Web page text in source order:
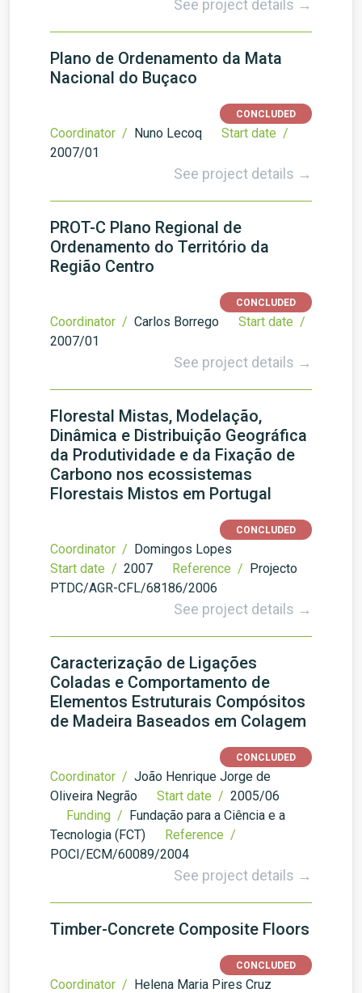
See project details →
Plano de Ordenamento da Mata
Nacional do Buçaco
CONCLUDED
Coordinator / Nuno Lecoq
Start date /
2007/01
See project details →
PROT-C Plano Regional de
Ordenamento do Território da
Região Centro
CONCLUDED
Coordinator / Carlos Borrego
Start date /
2007/01
See project details →
Florestal Mistas, Modelação,
Dinâmica e Distribuição Geográfica
da Produtividade e da Fixação de
Carbono nos ecossistemas
Florestais Mistos em Portugal
CONCLUDED
Coordinator / Domingos Lopes
Start date / 2007 Reference / Projecto
PTDC/AGR-CFL/68186/2006
See project details →
Caracterização de Ligações
Coladas e Comportamento de
Elementos Estruturais Compósitos
de Madeira Baseados em Colagem
CONCLUDED
Coordinator / João Henrique Jorge de
Oliveira Negrão
Start date / 2005/06
Funding / Fundação para a Ciência e a
Tecnologia (FCT)
Reference /
POCI/ECM/60089/2004
See project details →
Timber-Concrete Composite Floors
CONCLUDED
Coordinator / Helena Maria Pires Cruz